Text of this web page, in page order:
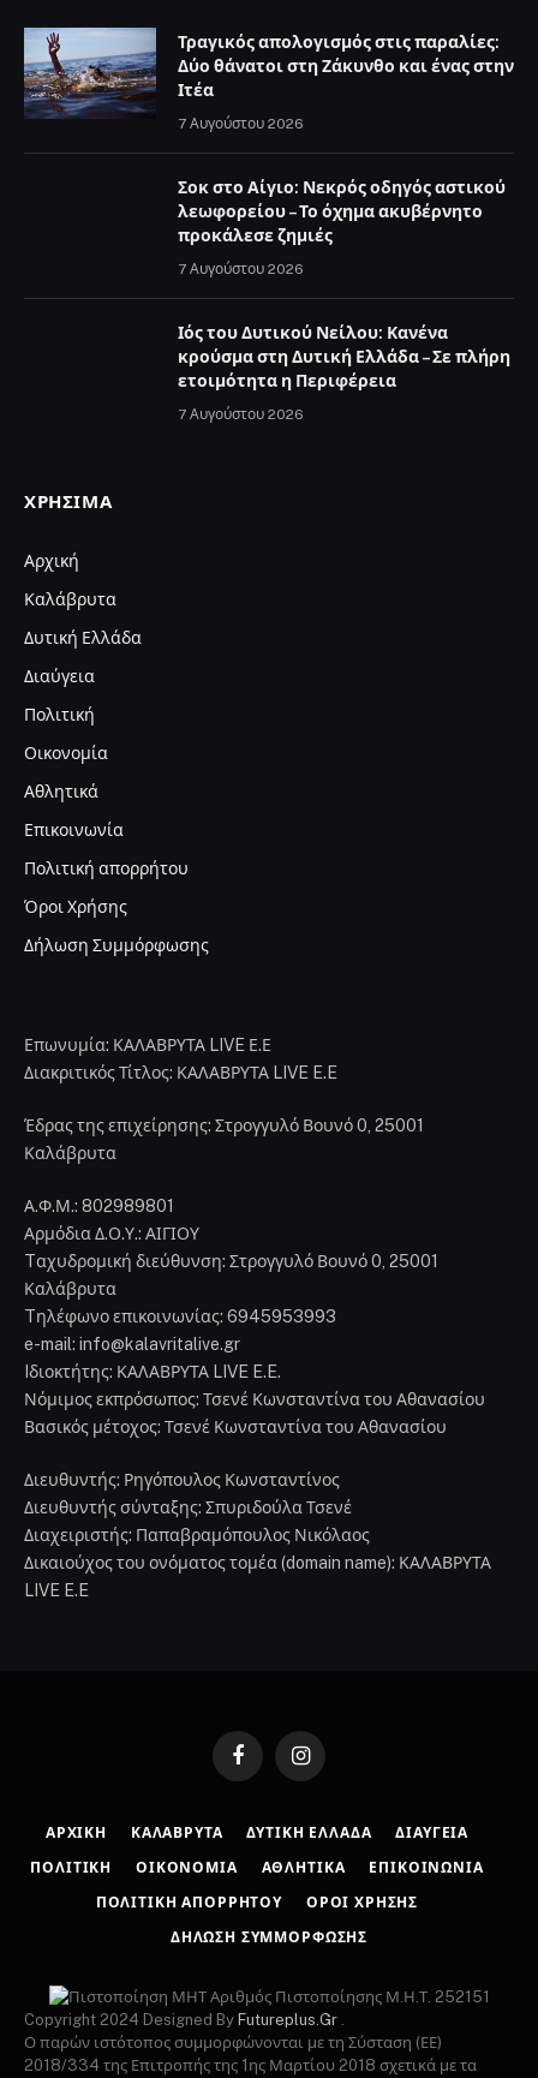
Τραγικός απολογισμός στις παραλίες:
Δύο θάνατοι στη Ζάκυνθο και ένας στην
Ιτέα
7 Αυγούστου 2026
Σοκ στο Αίγιο: Νεκρός οδηγός αστικού
λεωφορείου – Το όχημα ακυβέρνητο
προκάλεσε ζημιές
7 Αυγούστου 2026
Ιός του Δυτικού Νείλου: Κανένα
κρούσμα στη Δυτική Ελλάδα – Σε πλήρη
ετοιμότητα η Περιφέρεια
7 Αυγούστου 2026
ΧΡΉΣΙΜΑ
Αρχική
Καλάβρυτα
Δυτική Ελλάδα
Διαύγεια
Πολιτική
Οικονομία
Αθλητικά
Επικοινωνία
Πολιτική απορρήτου
Όροι Χρήσης
Δήλωση Συμμόρφωσης
Επωνυμία: ΚΑΛΑΒΡΥΤΑ LIVE Ε.Ε
Διακριτικός Τίτλος: ΚΑΛΑΒΡΥΤΑ LIVE E.E
Έδρας της επιχείρησης: Στρογγυλό Βουνό 0, 25001
Καλάβρυτα
Α.Φ.Μ.: 802989801
Αρμόδια Δ.Ο.Υ.: ΑΙΓΙΟΥ
Tαχυδρομική διεύθυνση: Στρογγυλό Βουνό 0, 25001
Καλάβρυτα
Tηλέφωνο επικοινωνίας: 6945953993
e-mail: info@kalavritalive.gr
Iδιοκτήτης: ΚΑΛΑΒΡΥΤΑ LIVE E.E.
Νόμιμος εκπρόσωπος: Τσενέ Κωνσταντίνα του Αθανασίου
Βασικός μέτοχος: Τσενέ Κωνσταντίνα του Αθανασίου
Διευθυντής: Ρηγόπουλος Κωνσταντίνος
Διευθυντής σύνταξης: Σπυριδούλα Τσενέ
Διαχειριστής: Παπαβραμόπουλος Νικόλαος
Δικαιούχος του ονόματος τομέα (domain name): ΚΑΛΑΒΡΥΤΑ
LIVE E.E
FacebookInstagram
ΑΡΧΙΚΉ ΚΑΛΆΒΡΥΤΑ ΔΥΤΙΚΉ ΕΛΛΆΔΑ ΔΙΑΎΓΕΙΑ
ΠΟΛΙΤΙΚΉ ΟΙΚΟΝΟΜΊΑ ΑΘΛΗΤΙΚΆ ΕΠΙΚΟΙΝΩΝΊΑ
ΠΟΛΙΤΙΚΉ ΑΠΟΡΡΉΤΟΥ ΌΡΟΙ ΧΡΉΣΗΣ
ΔΉΛΩΣΗ ΣΥΜΜΌΡΦΩΣΗΣ
Αριθμός Πιστοποίησης Μ.Η.Τ. 252151
Copyright 2024 Designed By Futureplus.Gr .
Ο παρών ιστότοπος συμμορφώνονται με τη Σύσταση (ΕΕ)
2018/334 της Επιτροπής της 1ης Μαρτίου 2018 σχετικά με τα